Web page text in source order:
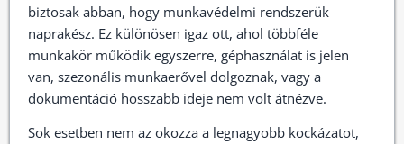
biztosak abban, hogy munkavédelmi rendszerük
naprakész. Ez különösen igaz ott, ahol többféle
munkakör működik egyszerre, géphasználat is jelen
van, szezonális munkaerővel dolgoznak, vagy a
dokumentáció hosszabb ideje nem volt átnézve.
Sok esetben nem az okozza a legnagyobb kockázatot,